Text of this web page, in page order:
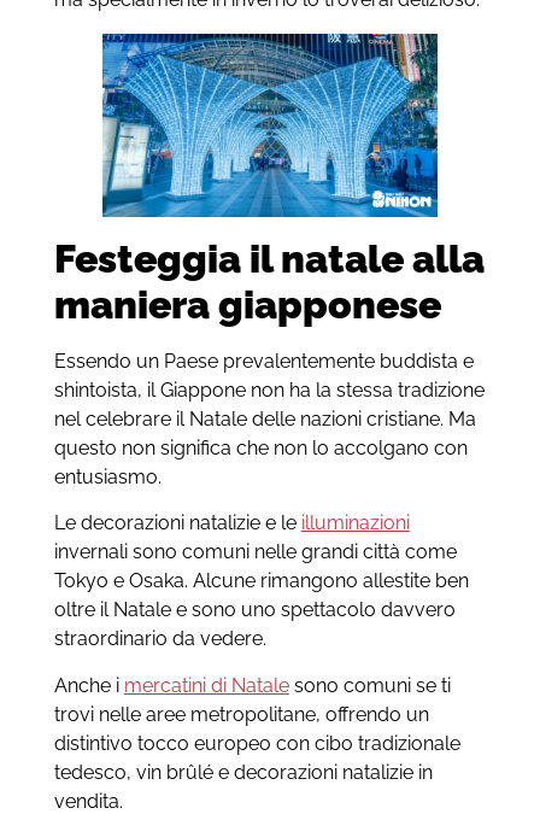
Festeggia il natale alla
maniera giapponese
Essendo un Paese prevalentemente buddista e
shintoista, il Giappone non ha la stessa tradizione
nel celebrare il Natale delle nazioni cristiane. Ma
questo non significa che non lo accolgano con
entusiasmo.
Le decorazioni natalizie e le illuminazioni
invernali sono comuni nelle grandi città come
Tokyo e Osaka. Alcune rimangono allestite ben
oltre il Natale e sono uno spettacolo davvero
straordinario da vedere.
Anche i mercatini di Natalesono comuni se ti
trovi nelle aree metropolitane, offrendo un
distintivo tocco europeo con cibo tradizionale
tedesco, vin brûlé e decorazioni natalizie in
vendita.